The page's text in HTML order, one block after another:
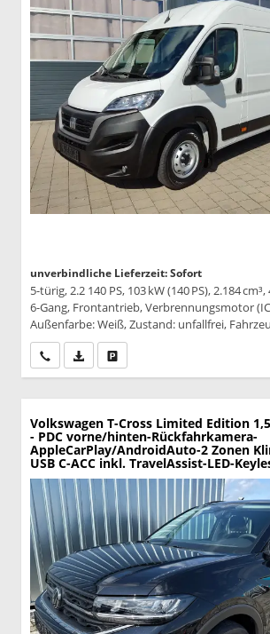
unverbindliche Lieferzeit: Sofort
5-türig, 2.2 140 PS, 103 kW (140 PS), 2.184
6-Gang, Frontantrieb, Verbrennungsmotor
Außenfarbe: Weiß, Zustand: unfallfrei,
Wir rufen Sie anPDF-Datei, Fahrzeugexposé drucken
Volkswagen T-Cross Limited Edition 1,5
- PDC vorne/hinten-Rückfahrkamera-
AppleCarPlay/AndroidAuto-2 Zonen
USB C-ACC inkl. TravelAssist-LED-